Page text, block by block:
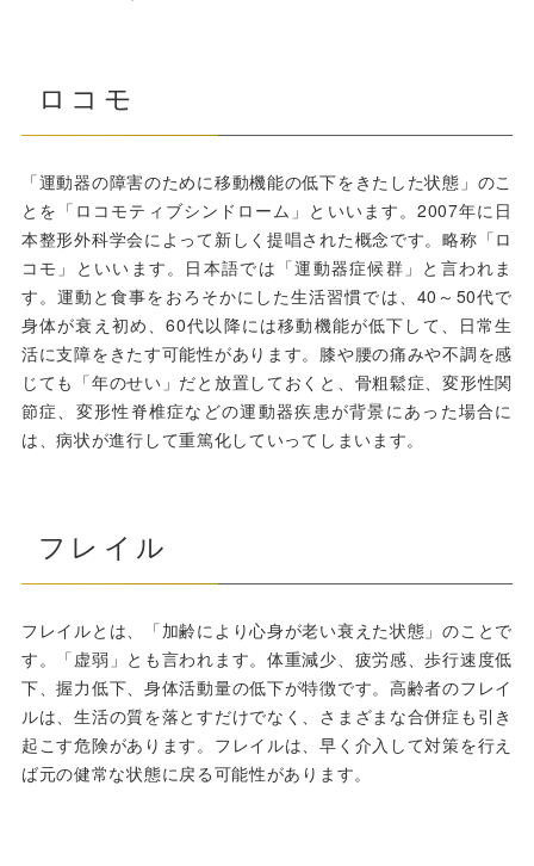
ロコモ
「運動器の障害のために移動機能の低下をきたした状態」のこ
とを「ロコモティブシンドローム」といいます。2007年に日
本整形外科学会によって新しく提唱された概念です。略称「ロ
コモ」といいます。日本語では「運動器症候群」と言われま
す。運動と食事をおろそかにした生活習慣では、40～50代で
身体が衰え初め、60代以降には移動機能が低下して、日常生
活に支障をきたす可能性があります。膝や腰の痛みや不調を感
じても「年のせい」だと放置しておくと、骨粗鬆症、変形性関
節症、変形性脊椎症などの運動器疾患が背景にあった場合に
は、病状が進行して重篤化していってしまいます。
フレイル
フレイルとは、「加齢により心身が老い衰えた状態」のことで
す。「虚弱」とも言われます。体重減少、疲労感、歩行速度低
下、握力低下、身体活動量の低下が特徴です。高齢者のフレイ
ルは、生活の質を落とすだけでなく、さまざまな合併症も引き
起こす危険があります。フレイルは、早く介入して対策を行え
ば元の健常な状態に戻る可能性があります。